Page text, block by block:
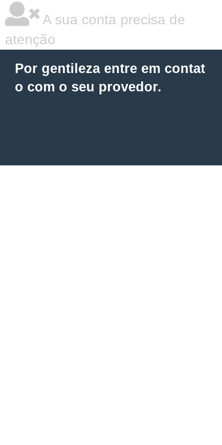
A sua conta precisa de
atenção
Por gentileza entre em contat
o com o seu provedor.